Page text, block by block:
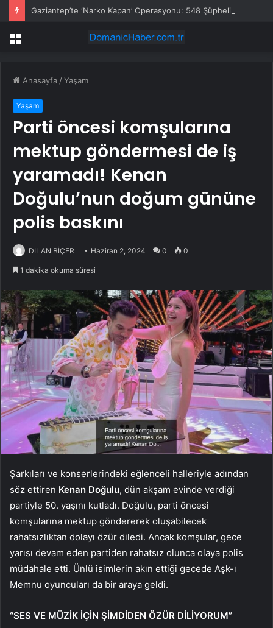
Menü
Anasayfa /Yaşam
Yaşam
Parti öncesi komşularına
mektup göndermesi de iş
yaramadı! Kenan
Doğulu’nun doğum gününe
polis baskını
DİLAN BİÇER Haziran 2, 2024 0 0
1 dakika okuma süresi
Şarkıları ve konserlerindeki eğlenceli halleriyle adından
söz ettiren Kenan Doğulu, dün akşam evinde verdiği
partiyle 50. yaşını kutladı. Doğulu, parti öncesi
komşularına mektup göndererek oluşabilecek
rahatsızlıktan dolayı özür diledi. Ancak komşular, gece
yarısı devam eden partiden rahatsız olunca olaya polis
müdahale etti. Ünlü isimlerin akın ettiği gecede Aşk-ı
Memnu oyuncuları da bir araya geldi.
“SES VE MÜZİK İÇİN ŞİMDİDEN ÖZÜR DİLİYORUM”